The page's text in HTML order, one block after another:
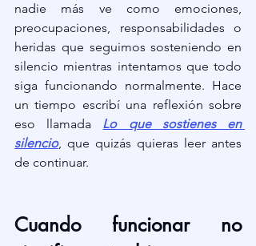
nadie más ve como emociones,
preocupaciones, responsabilidades o
heridas que seguimos sosteniendo en
silencio mientras intentamos que todo
siga funcionando normalmente. Hace
un tiempo escribí una reflexión sobre
eso llamada Lo que sostienes en
silencio, que quizás quieras leer antes
de continuar.
Cuando funcionar no